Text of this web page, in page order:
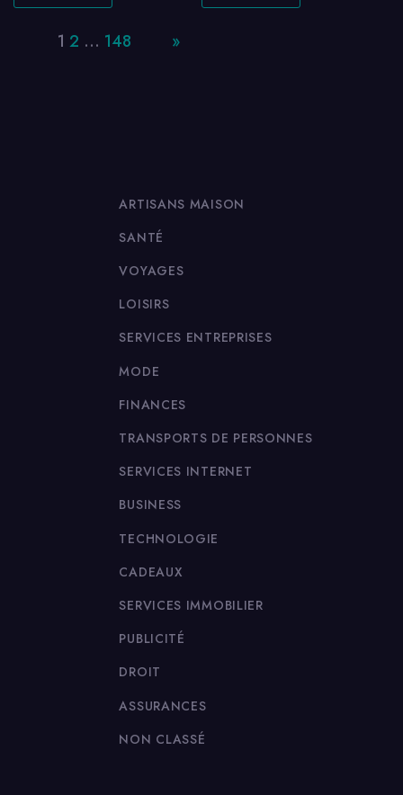
1 2 … 148 »
ARTISANS MAISON
SANTÉ
VOYAGES
LOISIRS
SERVICES ENTREPRISES
MODE
FINANCES
TRANSPORTS DE PERSONNES
SERVICES INTERNET
BUSINESS
TECHNOLOGIE
CADEAUX
SERVICES IMMOBILIER
PUBLICITÉ
DROIT
ASSURANCES
NON CLASSÉ